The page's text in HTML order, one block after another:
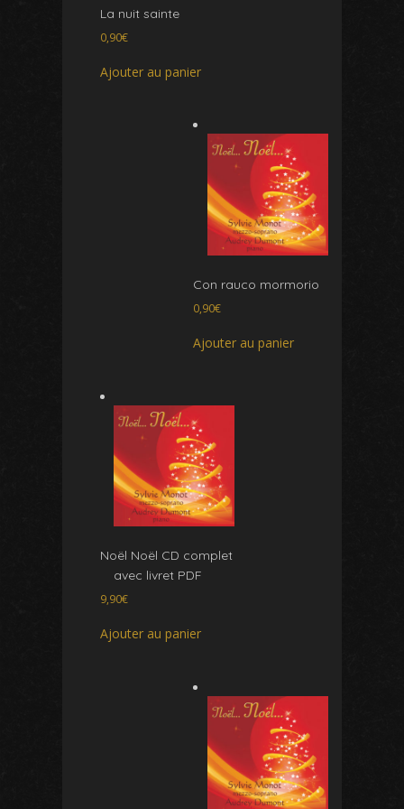
La nuit sainte
0,90€
Ajouter au panier
Con rauco mormorio
0,90€
Ajouter au panier
Noël Noël CD complet
avec livret PDF
9,90€
Ajouter au panier